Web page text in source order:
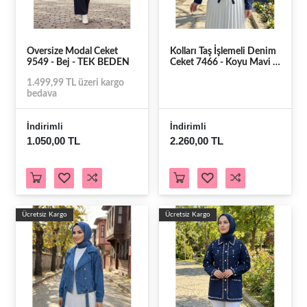
Oversize Modal Ceket
9549 - Bej - TEK BEDEN
1.499,99 TL üzeri kargo
bedava
İndirimli
1.050,00 TL
Kolları Taş İşlemeli Denim
Ceket 7466 - Koyu Mavi -
İndirimli
2.260,00 TL
Ücretsiz Kargo Ücretsiz Kargo